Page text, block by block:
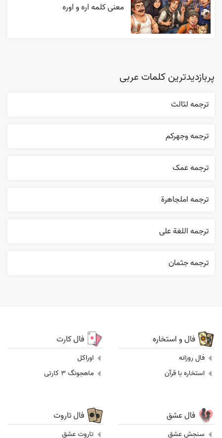
معنی کلمه اره و اوره
پربازدیدترین کلمات عربی
ترجمه لثالث
ترجمه وجهرکم
ترجمه عمک
ترجمه املجاهرة
ترجمه اللغة علی
ترجمه جثمان
فال و استخاره
فال روزانه
استخاره با قرآن
فال کارت
اوراکل
ماهجونگ 3 کارتی
فال عشق
سنجش عشق
فال تاروت
تاروت عشق